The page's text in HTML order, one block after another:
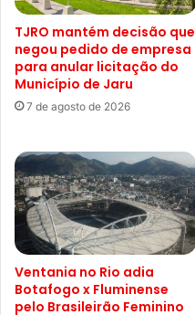
TJRO mantém decisão que
negou pedido de empresa
para anular licitação do
Município de Jaru
7 de agosto de 2026
Ventania no Rio adia
Botafogo x Fluminense
pelo Brasileirão Feminino